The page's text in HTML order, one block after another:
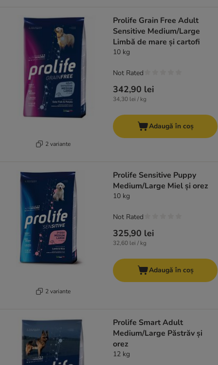
2 variante
Prolife Grain Free Adult
Sensitive Medium/Large
Limbă de mare și cartofi
10 kg
342,90 lei
34,30 lei / kg
Not Rated
Adaugă în coș
2 variante
Prolife Sensitive Puppy
Medium/Large Miel și orez
10 kg
325,90 lei
32,60 lei / kg
Not Rated
Adaugă în coș
Prolife Smart Adult
Medium/Large Păstrăv și
orez
12 kg